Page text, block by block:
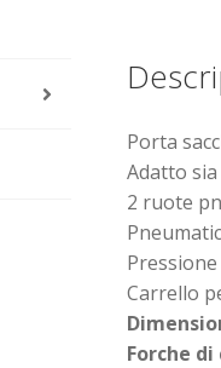
Porta
Adatto
2 ruote
Carrello
Forche di